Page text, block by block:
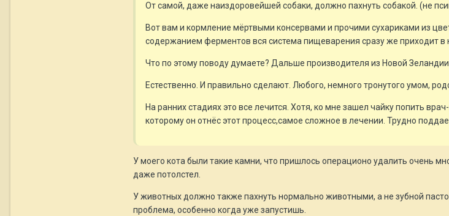
От самой, даже наиздоровейшей собаки, должно пахнуть собакой. (не
Вот вам и кормление мёртвыми консервами и прочими сухариками из
содержанием ферментов вся система пищеварения сразу же приходит в
Что по этому поводу думаете? Дальше производителя из Новой
Естественно. И правильно сделают. Любого, немного тронутого умом,
На ранних стадиях это все лечится. Хотя, ко мне зашел чайку попить
которому он отнёс этот процесс,самое сложное в лечении. Трудно
У моего кота были такие камни, что пришлось операционо удалить очень
даже потолстел.
У животных должно также пахнуть нормально животными, а не зубной
проблема, особенно когда уже запустишь.